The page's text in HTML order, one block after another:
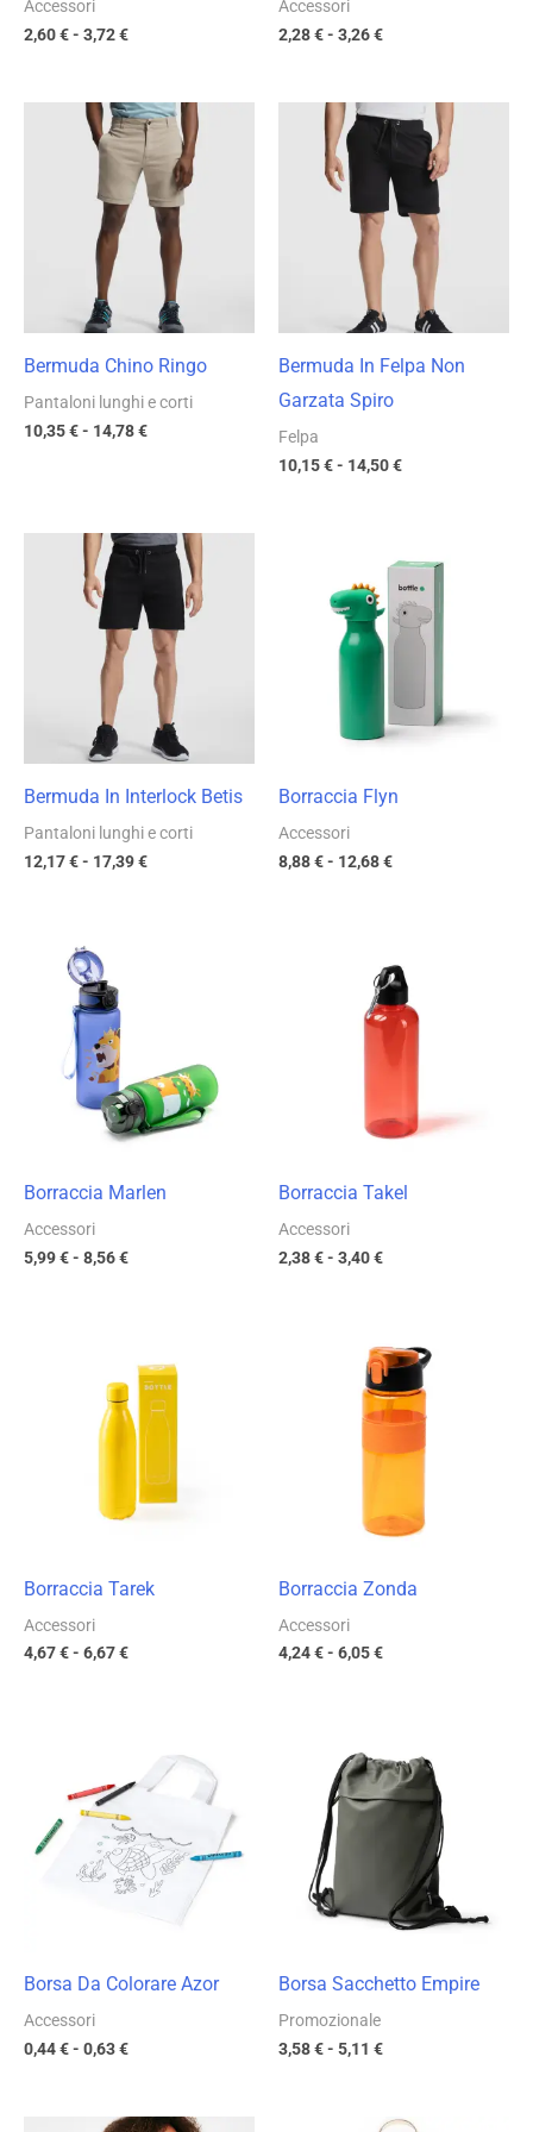
Accessori
2,60€- 3,72€
Accessori
2,28€- 3,26€
Bermuda Chino Ringo
Pantaloni lunghi e corti
10,35€- 14,78€
Fascia
di
prezzo:
da
10,35 €
a
14,78 €
Bermuda In Felpa Non
Garzata Spiro
Felpa
10,15€- 14,50€
Fascia
prezzo:
10,15 €
a
14,50 €
Bermuda In Interlock Betis
Pantaloni lunghi e corti
12,17€- 17,39€
Fascia
prezzo:
12,17 €
a
17,39 €
Borraccia Flyn
Accessori
8,88€- 12,68€
di
prezzo:
da
8,88 €
a
Borraccia Marlen
Accessori
5,99€- 8,56€
Borraccia Takel
Accessori
2,38€- 3,40€
prezzo:
da
2,38 €
a
3,40 €
Borraccia Tarek
Accessori
4,67€- 6,67€
prezzo:
da
4,67 €
a
Borraccia Zonda
Accessori
4,24€- 6,05€
di
prezzo:
da
4,24 €
6,05 €
Borsa Da Colorare Azor
Accessori
0,44€- 0,63€
prezzo:
da
0,44 €
a
0,63 €
Borsa Sacchetto Empire
Promozionale
3,58€- 5,11 €
prezzo:
da
3,58 €
5,11 €
Fascia
Fascia